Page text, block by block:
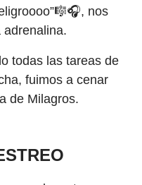
nos
adrenalina.
todas las tareas de
fuimos a cenar
de Milagros.